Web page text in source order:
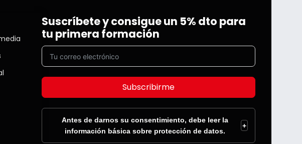
Suscríbete y consigue un 5% dto para
tu primera formación
Subscribirme
Antes de darnos su consentimiento, debe leer la
información básica sobre protección de datos.
+